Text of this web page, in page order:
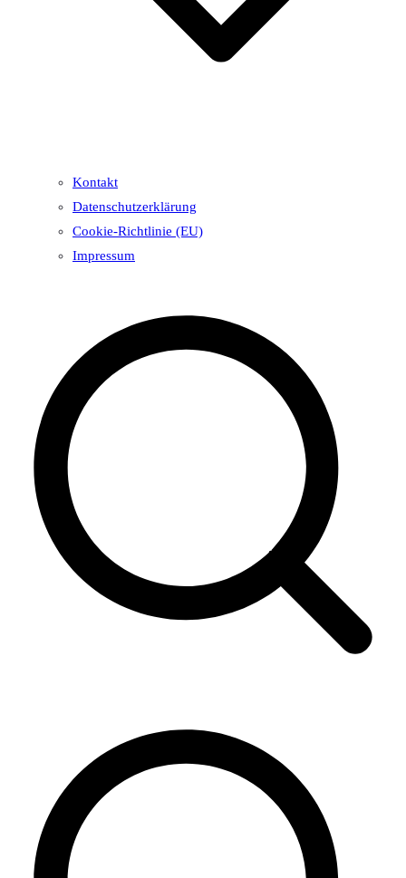
Kontakt
Datenschutzerklärung
Cookie-Richtlinie (EU)
Impressum